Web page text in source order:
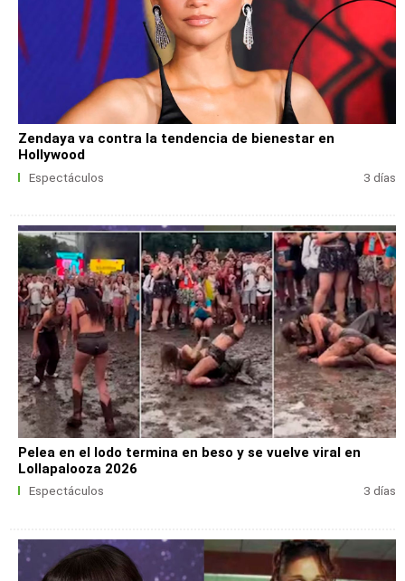
Zendaya va contra la tendencia de bienestar en
Hollywood
Espectáculos 3 días
Pelea en el lodo termina en beso y se vuelve viral en
Lollapalooza 2026
Espectáculos 3 días